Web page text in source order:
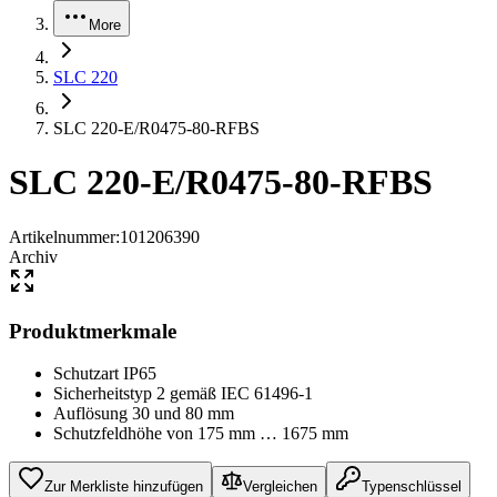
More
SLC 220
SLC 220-E/R0475-80-RFBS
SLC 220-E/R0475-80-RFBS
Artikelnummer:101206390
Archiv
Produktmerkmale
Schutzart IP65
Sicherheitstyp 2 gemäß IEC 61496-1
Auflösung 30 und 80 mm
Schutzfeldhöhe von 175 mm … 1675 mm
Zur Merkliste hinzufügen Vergleichen
Typenschlüssel